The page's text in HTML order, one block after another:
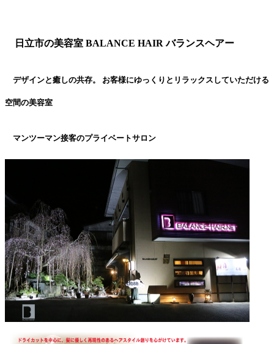
日立市の美容室 BALANCE HAIR バランスヘアー
デザインと癒しの共存。 お客様にゆっくりとリラックスしていただける
空間の美容室
マンツーマン接客のプライベートサロン